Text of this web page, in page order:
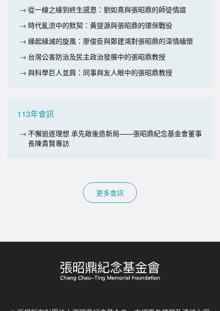
從一線之緣到終生感恩：劉如熹與張昭鼎的師徒情誼
時代亂流中的默契：黃提源與張昭鼎的環保戰役
緣起緣滅的旋風：廖俊臣與鄭建鴻對張昭鼎的深情緬懷
台灣公害防治及民主政治發展中的張昭鼎教授
與科學巨人並肩：同事與友人眼中的張昭鼎教授
113年會訊
不懈追逐理想 承先啟後造新局——張昭鼎紀念基金會董事
長陳貴賢專訪
更多會訊